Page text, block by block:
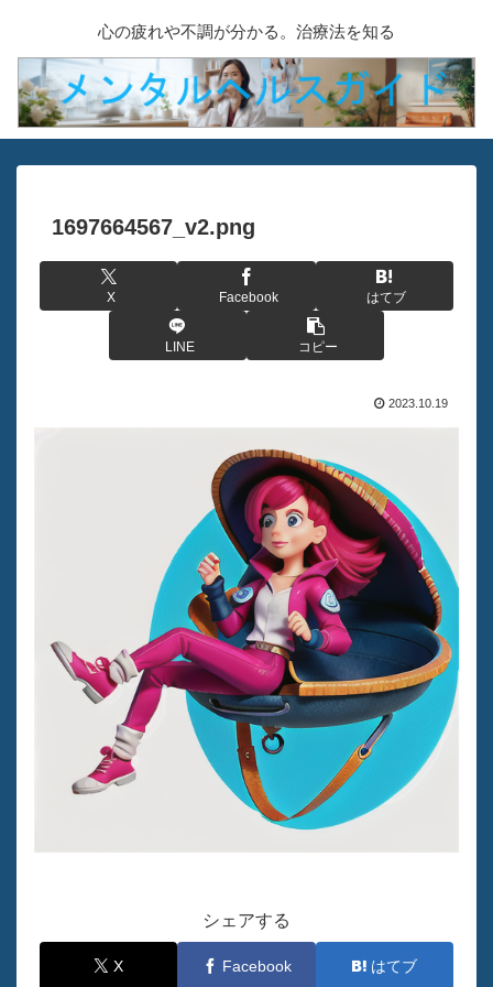
心の疲れや不調が分かる。治療法を知る
1697664567_v2.png
X Facebook はてブ
LINE コピー
2023.10.19
シェアする
X Facebook はてブ